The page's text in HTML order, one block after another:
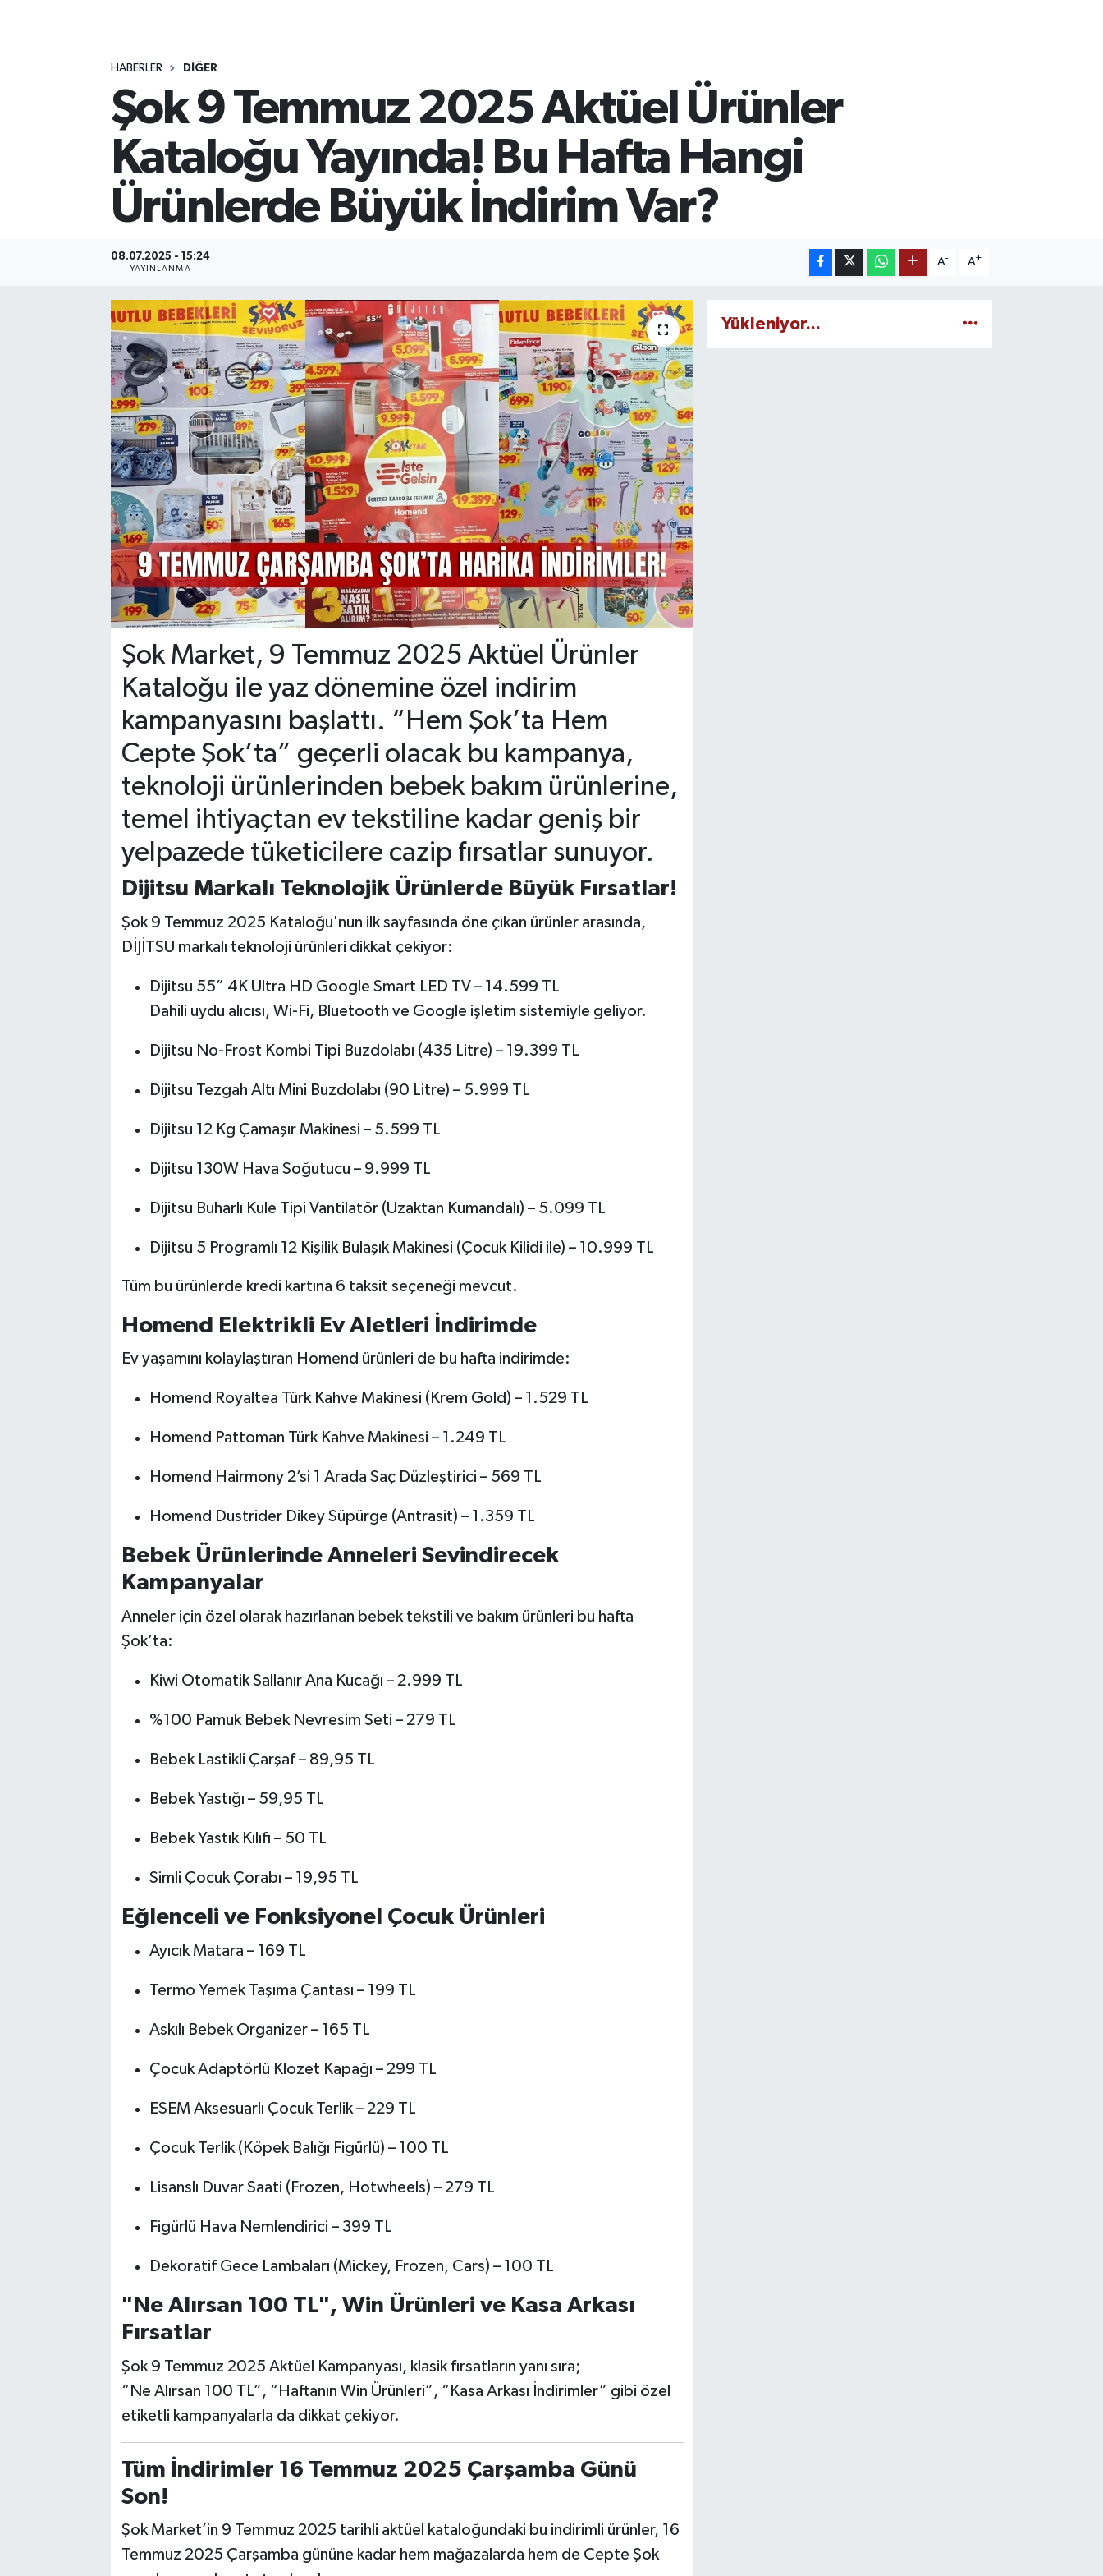
HABERLER DİĞER
Şok 9 Temmuz 2025 Aktüel Ürünler
Kataloğu Yayında! Bu Hafta Hangi
Ürünlerde Büyük İndirim Var?
08.07.2025 - 15:24
YAYINLANMA
A- A+
Şok Market, 9 Temmuz 2025 Aktüel Ürünler
Kataloğu ile yaz dönemine özel indirim
kampanyasını başlattı. “Hem Şok’ta Hem
Cepte Şok’ta” geçerli olacak bu kampanya,
teknoloji ürünlerinden bebek bakım ürünlerine,
temel ihtiyaçtan ev tekstiline kadar geniş bir
yelpazede tüketicilere cazip fırsatlar sunuyor.
Dijitsu Markalı Teknolojik Ürünlerde Büyük Fırsatlar!
Şok 9 Temmuz 2025 Kataloğu'nun ilk sayfasında öne çıkan ürünler arasında,
DİJİTSU markalı teknoloji ürünleri dikkat çekiyor:
Dijitsu 55” 4K Ultra HD Google Smart LED TV – 14.599 TL
Dahili uydu alıcısı, Wi-Fi, Bluetooth ve Google işletim sistemiyle geliyor.
Dijitsu No-Frost Kombi Tipi Buzdolabı (435 Litre) – 19.399 TL
Dijitsu Tezgah Altı Mini Buzdolabı (90 Litre) – 5.999 TL
Dijitsu 12 Kg Çamaşır Makinesi – 5.599 TL
Dijitsu 130W Hava Soğutucu – 9.999 TL
Dijitsu Buharlı Kule Tipi Vantilatör (Uzaktan Kumandalı) – 5.099 TL
Dijitsu 5 Programlı 12 Kişilik Bulaşık Makinesi (Çocuk Kilidi ile) – 10.999 TL
Tüm bu ürünlerde kredi kartına 6 taksit seçeneği mevcut.
Homend Elektrikli Ev Aletleri İndirimde
Ev yaşamını kolaylaştıran Homend ürünleri de bu hafta indirimde:
Homend Royaltea Türk Kahve Makinesi (Krem Gold) – 1.529 TL
Homend Pattoman Türk Kahve Makinesi – 1.249 TL
Homend Hairmony 2’si 1 Arada Saç Düzleştirici – 569 TL
Homend Dustrider Dikey Süpürge (Antrasit) – 1.359 TL
Bebek Ürünlerinde Anneleri Sevindirecek
Kampanyalar
Anneler için özel olarak hazırlanan bebek tekstili ve bakım ürünleri bu hafta
Şok’ta:
Kiwi Otomatik Sallanır Ana Kucağı – 2.999 TL
%100 Pamuk Bebek Nevresim Seti – 279 TL
Bebek Lastikli Çarşaf – 89,95 TL
Bebek Yastığı – 59,95 TL
Bebek Yastık Kılıfı – 50 TL
Simli Çocuk Çorabı – 19,95 TL
Eğlenceli ve Fonksiyonel Çocuk Ürünleri
Ayıcık Matara – 169 TL
Termo Yemek Taşıma Çantası – 199 TL
Askılı Bebek Organizer – 165 TL
Çocuk Adaptörlü Klozet Kapağı – 299 TL
ESEM Aksesuarlı Çocuk Terlik – 229 TL
Çocuk Terlik (Köpek Balığı Figürlü) – 100 TL
Lisanslı Duvar Saati (Frozen, Hotwheels) – 279 TL
Figürlü Hava Nemlendirici – 399 TL
Dekoratif Gece Lambaları (Mickey, Frozen, Cars) – 100 TL
"Ne Alırsan 100 TL", Win Ürünleri ve Kasa Arkası
Fırsatlar
Şok 9 Temmuz 2025 Aktüel Kampanyası, klasik fırsatların yanı sıra;
“Ne Alırsan 100 TL”, “Haftanın Win Ürünleri”, “Kasa Arkası İndirimler” gibi özel
etiketli kampanyalarla da dikkat çekiyor.
Tüm İndirimler 16 Temmuz 2025 Çarşamba Günü
Son!
Şok Market’in 9 Temmuz 2025 tarihli aktüel kataloğundaki bu indirimli ürünler, 16
Temmuz 2025 Çarşamba gününe kadar hem mağazalarda hem de Cepte Şok
Yükleniyor...
ÖZEL HABER
RESMİ İLANLAR
TEKNOLOJİ